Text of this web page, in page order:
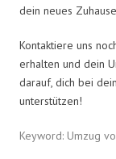
dein neues
Kontaktiere uns
erhalten und dein
darauf, dich bei
unterstützen!
Keyword: Umzug